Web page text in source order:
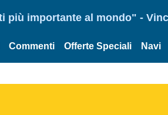
più importante al mondo" -
Commenti Offerte Speciali Navi